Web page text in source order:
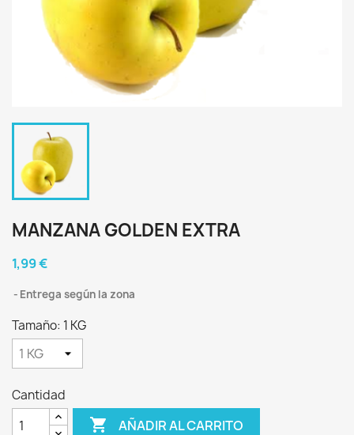
MANZANA GOLDEN EXTRA
1,99 €
Entrega según la zona
Tamaño: 1 KG
Cantidad
 AÑADIR AL CARRITO